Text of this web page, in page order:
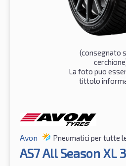
(consegnato
La foto puo
tittolo
Avon Pneumatici per tutte
AS7 All Season XL